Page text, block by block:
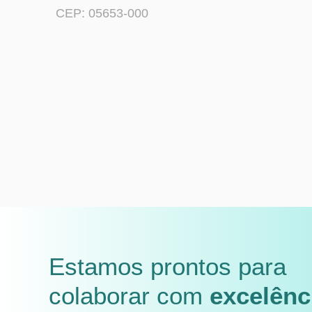
CEP: 05653-000
Estamos prontos para
colaborar com